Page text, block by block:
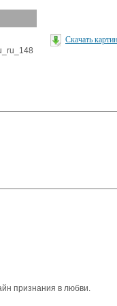
Скачать
признания в любви.